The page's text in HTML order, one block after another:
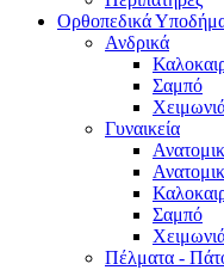
Ορθοπεδικά
Ανδρικά
Σαμπό
Γυναικεία
Σαμπό
Πέλματα -